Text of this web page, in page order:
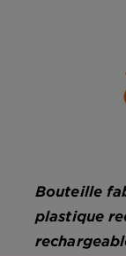
Bouteille
plastique